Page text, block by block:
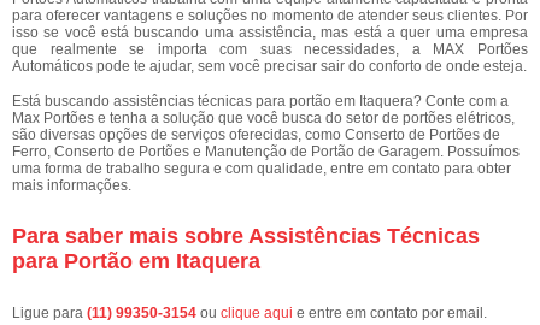
para oferecer vantagens e soluções no momento de atender seus clientes. Por
isso se você está buscando uma assistência, mas está a quer uma empresa
que realmente se importa com suas necessidades, a MAX Portões
Automáticos pode te ajudar, sem você precisar sair do conforto de onde esteja.
Está buscando assistências técnicas para portão em Itaquera? Conte com a
Max Portões e tenha a solução que você busca do setor de portões elétricos,
são diversas opções de serviços oferecidas, como Conserto de Portões de
Ferro, Conserto de Portões e Manutenção de Portão de Garagem. Possuímos
uma forma de trabalho segura e com qualidade, entre em contato para obter
mais informações.
Para saber mais sobre Assistências Técnicas
para Portão em Itaquera
Ligue para (11) 99350-3154 ou clique aqui e entre em contato por email.